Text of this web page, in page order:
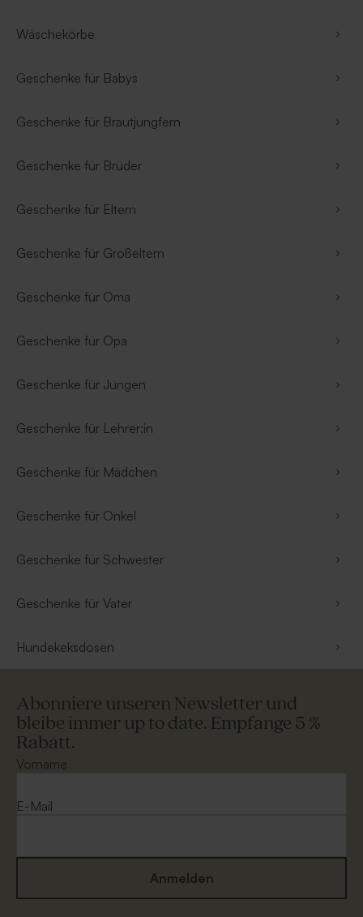
Wäschekörbe
Geschenke für Babys
Geschenke für Brautjungfern
Geschenke für Brüder
Geschenke für Eltern
Geschenke für Großeltern
Geschenke für Oma
Geschenke für Opa
Geschenke für Jungen
Geschenke für Lehrer:in
Geschenke für Mädchen
Geschenke für Onkel
Geschenke für Schwester
Geschenke für Vater
Hundekeksdosen
Abonniere unseren Newsletter und
bleibe immer up to date. Empfange 5 %
Rabatt.
Vorname
E-Mail
Anmelden